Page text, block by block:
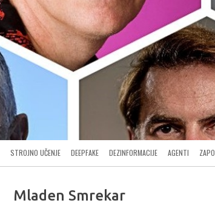
STROJNO UČENJE DEEPFAKE DEZINFORMACIJE AGENTI
Mladen Smrekar